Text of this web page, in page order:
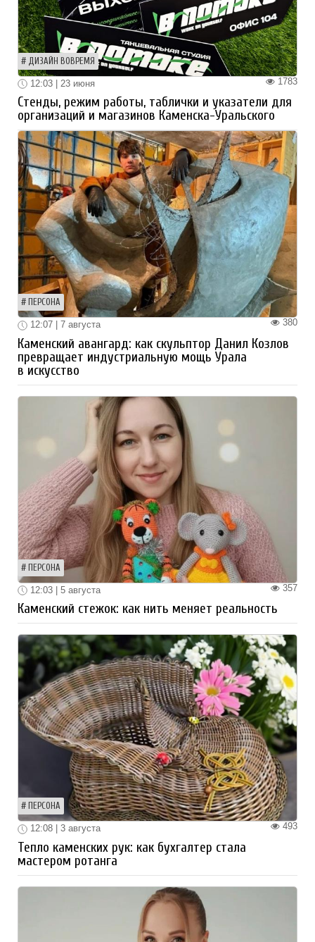
ДИЗАЙН ВОВРЕМЯ
1783
12:03 | 23 июня
Стенды, режим работы, таблички и указатели для
организаций и магазинов Каменска-Уральского
ПЕРСОНА
380
12:07 | 7 августа
Каменский авангард: как скульптор Данил Козлов
превращает индустриальную мощь Урала
в искусство
ПЕРСОНА
357
12:03 | 5 августа
Каменский стежок: как нить меняет реальность
ПЕРСОНА
493
12:08 | 3 августа
Тепло каменских рук: как бухгалтер стала
мастером ротанга